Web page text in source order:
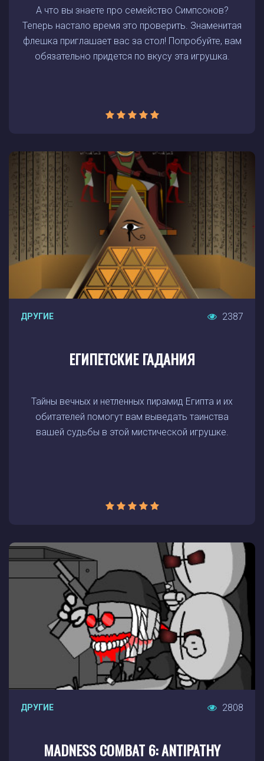
А что вы знаете про семейство Симпсонов?
Теперь настало время это проверить. Знаменитая
флешка приглашает вас за стол! Попробуйте, вам
обязательно придется по вкусу эта игрушка.
ДРУГИЕ 2387
ЕГИПЕТСКИЕ ГАДАНИЯ
Тайны вечных и нетленных пирамид Египта и их
обитателей помогут вам выведать таинства
вашей судьбы в этой мистической игрушке.
ДРУГИЕ 2808
MADNESS COMBAT 6: ANTIPATHY